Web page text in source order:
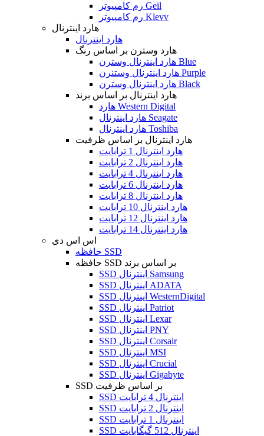
رم کامپیوتر Geil
رم کامپیوتر Klevv
هارد اینترنال
هارد اینترنال
هارد وسترن بر اساس رنگ
هارد اینترنال وسترن Blue
هارد اینترنال وستنرن Purple
هارد اینترنال وسترن Black
هارد اینترنال بر اساس برند
هارد Western Digital
هارد اینترنال Seagate
هارد اینترنال Toshiba
هارد اینترنال بر اساس ظرفیت
هارد اینترنال 1 ترابایت
هارد اینترنال 2 ترابایت
هارد اینترنال 4 ترابایت
هارد اینترنال 6 ترابایت
هارد اینترنال 8 ترابایت
هارد اینترنال 10 ترابایت
هارد اینترنال 12 ترابایت
هارد اینترنال 14 ترابایت
اس اس دی
حافظه SSD
حافظه SSD بر اساس برند
SSD اینترنال Samsung
SSD اینترنال ADATA
SSD اینترنال WesternDigital
SSD اینترنال Patriot
SSD اینترنال Lexar
SSD اینترنال PNY
SSD اینترنال Corsair
SSD اینترنال MSI
SSD اینترنال Crucial
SSD اینترنال Gigabyte
SSD بر اساس ظرفیت
SSD اینترنال 4 ترابایت
SSD اینترنال 2 ترابایت
SSD اینترنال 1 ترابایت
SSD اینترنال 512 گیگابایت